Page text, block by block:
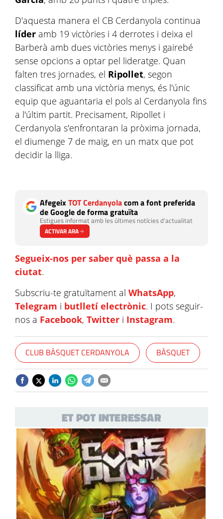
D'aquesta manera el CB Cerdanyola continua
líder amb 19 victòries i 4 derrotes i deixa el
Barberà amb dues victòries menys i gairebé
sense opcions a optar pel lideratge. Quan
falten tres jornades, el Ripollet, segon
classificat amb una victòria menys, és l'únic
equip que aguantaria el pols al Cerdanyola fins
a l'últim partit. Precisament, Ripollet i
Cerdanyola s'enfrontaran la pròxima jornada,
el diumenge 7 de maig, en un matx que pot
decidir la lliga.
AfegeixTOT Cerdanyolacom a font preferida
de Google de forma gratuïta
Estigues informat amb les últimes notícies d'actualitat
ACTIVAR ARA
Segueix-nos per saber què passa a la
ciutat.
Subscriu-te gratuïtament al WhatsApp,
Telegram i butlletí electrònic. I pots seguir-
nos a Facebook, Twitter i Instagram.
CLUB BÀSQUET CERDANYOLA BÀSQUET
ET POT INTERESSAR